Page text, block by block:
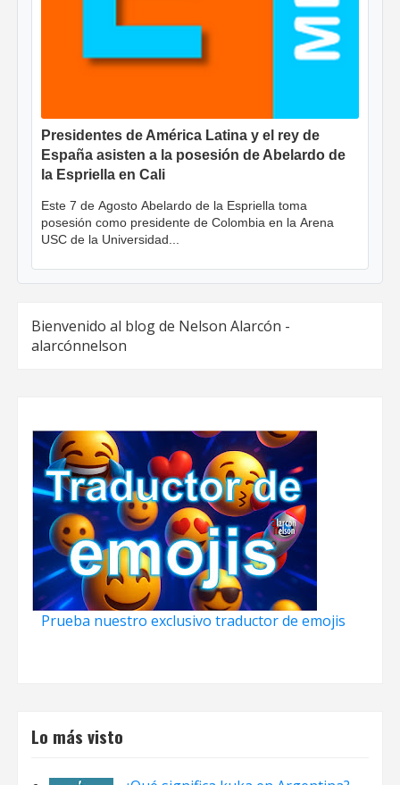
Presidentes de América Latina y el rey de
España asisten a la posesión de Abelardo de
la Espriella en Cali
Este 7 de Agosto Abelardo de la Espriella toma
posesión como presidente de Colombia en la Arena
USC de la Universidad...
Bienvenido al blog de Nelson Alarcón -
alarcónnelson
Prueba nuestro exclusivo traductor de emojis
Lo más visto